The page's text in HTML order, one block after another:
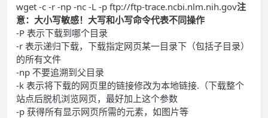
wget -c -r -np -nc -L -p ftp://ftp-trace.ncbi.nlm.nih.gov注
意：大小写敏感！大写和小写命令代表不同操作
-P 表示下载到哪个目录
-r 表示递归下载，下载指定网页某一目录下（包括子目录）
的所有文件
-np 不要追溯到父目录
-k 表示将下载的网页里的链接修改为本地链接.（下载整个
站点后脱机浏览网页，最好加上这个参数
-p 获得所有显示网页所需的元素，如图片等